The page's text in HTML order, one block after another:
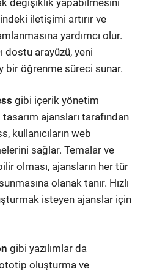
iletişimi artırır ve
yardımcı olur.
dostu arayüzü, yeni
bir öğrenme süreci sunar.
gibi içerik yönetim
ajansları tarafından
kullanıcıların web
sağlar. Temalar ve
olması, ajansların her tür
olanak tanır. Hızlı
isteyen ajanslar için
gibi yazılımlar da
oluşturma ve